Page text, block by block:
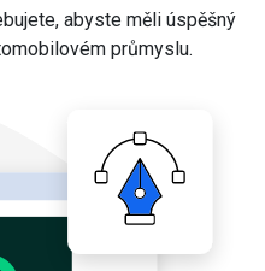
abyste měli úspěšný
průmyslu.